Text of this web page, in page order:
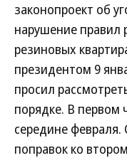
законопроект об
нарушение правил
резиновых
президентом 9
просил
порядке. В первом
середине
поправок ко